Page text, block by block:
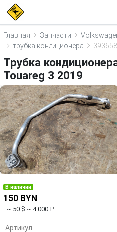
Главная Запчасти
трубка кондиционера
Трубка
Touareg 3 2019
В наличии
150 BYN
~ 50 $ ~ 4 000 ₽
Артикул